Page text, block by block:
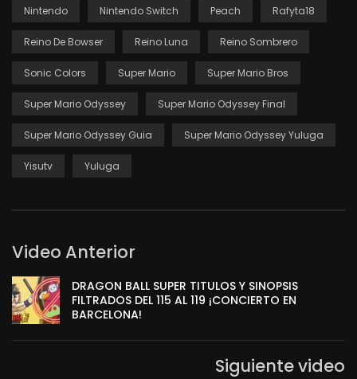
Nintendo Nintendo Switch Peach Rafyta18
Reino De Bowser Reino Luna Reino Sombrero
Sonic Colors Super Mario Super Mario Bros
Super Mario Odyssey Super Mario Odyssey Final
Super Mario Odyssey Guia Super Mario Odyssey Yuluga
Yisutv Yuluga
Video Anterior
DRAGON BALL SUPER TITULOS Y SINOPSIS
FILTRADOS DEL 115 AL 119 ¡CONCIERTO EN
BARCELONA!
Siguiente video